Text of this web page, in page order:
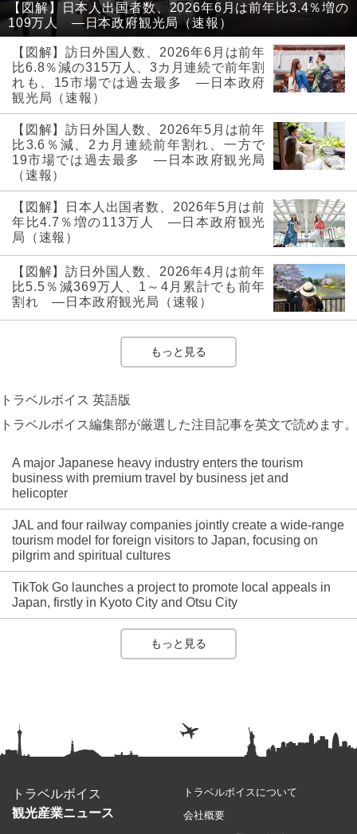
【図解】日本人出国者数、2026年6月は前年比3.4％増の
109万人 ―日本政府観光局（速報）
【図解】訪日外国人数、2026年6月は前年
比6.8％減の315万人、3カ月連続で前年割
れも、15市場では過去最多 ―日本政府
観光局（速報）
【図解】訪日外国人数、2026年5月は前年
比3.6％減、2カ月連続前年割れ、一方で
19市場では過去最多 ―日本政府観光局
（速報）
【図解】日本人出国者数、2026年5月は前
年比4.7％増の113万人 ―日本政府観光
局（速報）
【図解】訪日外国人数、2026年4月は前年
比5.5％減369万人、1～4月累計でも前年
割れ ―日本政府観光局（速報）
もっと見る
トラベルボイス 英語版
トラベルボイス編集部が厳選した注目記事を英文で読めます。
A major Japanese heavy industry enters the tourism
business with premium travel by business jet and
helicopter
JAL and four railway companies jointly create a wide-range
tourism model for foreign visitors to Japan, focusing on
pilgrim and spiritual cultures
TikTok Go launches a project to promote local appeals in
Japan, firstly in Kyoto City and Otsu City
もっと見る
トラベルボイス
観光産業ニュース
トラベルボイスについて
会社概要